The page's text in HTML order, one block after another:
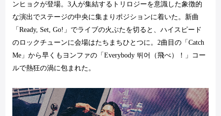
ンヒョクが登場。3人が集結するトリロジーを意識した象徴的
な演出でステージの中央に集まりポジションに着いた。新曲
「Ready, Set, Go! 」でライブの火ぶたを切ると、ハイスピード
のロックチューンに会場はたちまちひとつに。2曲目の「Catch
Me 」から早くもヨンファの「Everybody 뛰어（飛べ）！」コー
ルで熱狂の渦に包まれた。